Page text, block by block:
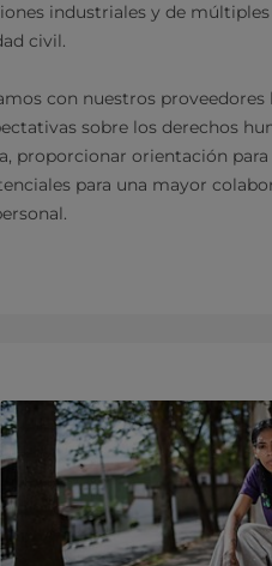
industriales y de
civil.
con nuestros
sobre los derechos
proporcionar orientación
para una mayor